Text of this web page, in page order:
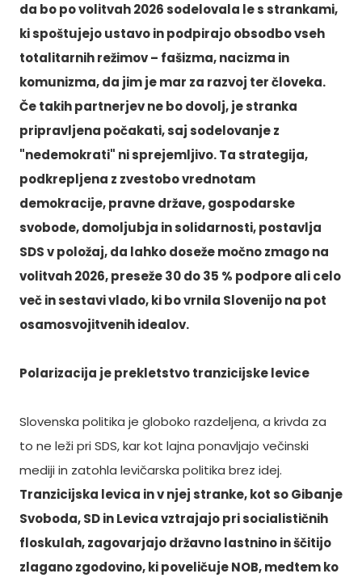
da bo po volitvah 2026 sodelovala le s strankami,
ki spoštujejo ustavo in podpirajo obsodbo vseh
totalitarnih režimov – fašizma, nacizma in
komunizma, da jim je mar za razvoj ter človeka.
Če takih partnerjev ne bo dovolj, je stranka
pripravljena počakati, saj sodelovanje z
"nedemokrati" ni sprejemljivo. Ta strategija,
podkrepljena z zvestobo vrednotam
demokracije, pravne države, gospodarske
svobode, domoljubja in solidarnosti, postavlja
SDS v položaj, da lahko doseže močno zmago na
volitvah 2026, preseže 30 do 35 % podpore ali celo
več in sestavi vlado, ki bo vrnila Slovenijo na pot
osamosvojitvenih idealov.
Polarizacija je prekletstvo tranzicijske levice
Slovenska politika je globoko razdeljena, a krivda za
to ne leži pri SDS, kar kot lajna ponavljajo večinski
mediji in zatohla levičarska politika brez idej.
Tranzicijska levica in v njej stranke, kot so Gibanje
Svoboda, SD in Levica vztrajajo pri socialističnih
floskulah, zagovarjajo državno lastnino in ščitijo
zlagano zgodovino, ki poveličuje NOB, medtem ko